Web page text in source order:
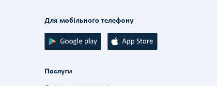
Для мобільного телефону
Послуги